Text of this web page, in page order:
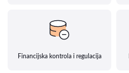
Financijska kontrola i regulacija